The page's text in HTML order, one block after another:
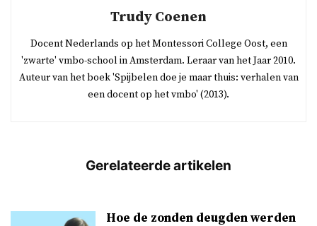
Trudy Coenen
Docent Nederlands op het Montessori College Oost, een
'zwarte' vmbo-school in Amsterdam. Leraar van het Jaar 2010.
Auteur van het boek 'Spijbelen doe je maar thuis: verhalen van
een docent op het vmbo' (2013).
Hoe de zonden deugden werden